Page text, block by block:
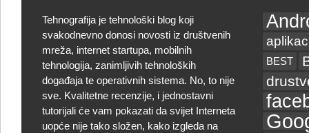
Tehnografija je tehnološki blog koji
svakodnevno donosi novosti iz društvenih
mreža, internet startupa, mobilnih
tehnologija, zanimljivih tehnoloških
događaja te operativnih sistema. No, to nije
sve. Kvalitetne recenzije, i jednostavni
tutorijali će vam pokazati da svijet Interneta
uopće nije tako složen, kako izgleda na
BEST